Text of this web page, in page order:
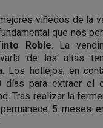
viñedos de la
que nos
Roble . La
de las altas
Los hollejos, en
días para extraer el
Tras realizar la
5 meses